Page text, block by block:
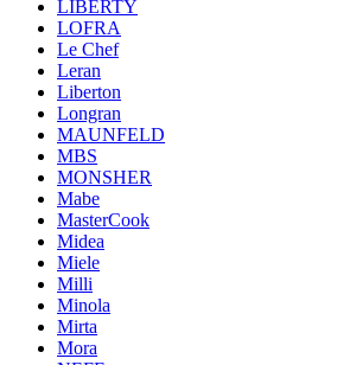
LIBERTY
LOFRA
Le Chef
Leran
Liberton
Longran
MAUNFELD
MBS
MONSHER
Mabe
MasterCook
Midea
Miele
Milli
Minola
Mirta
Mora